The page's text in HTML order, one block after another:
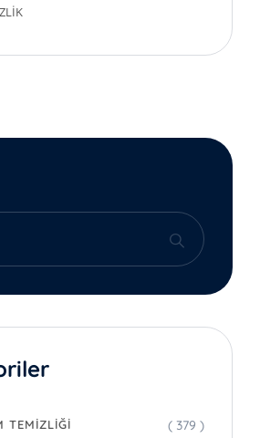
TEMIZLIĞI ( 379 )